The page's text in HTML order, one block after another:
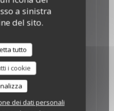
a sinistra
del sito.
tutto
i cookie
dei dati personali